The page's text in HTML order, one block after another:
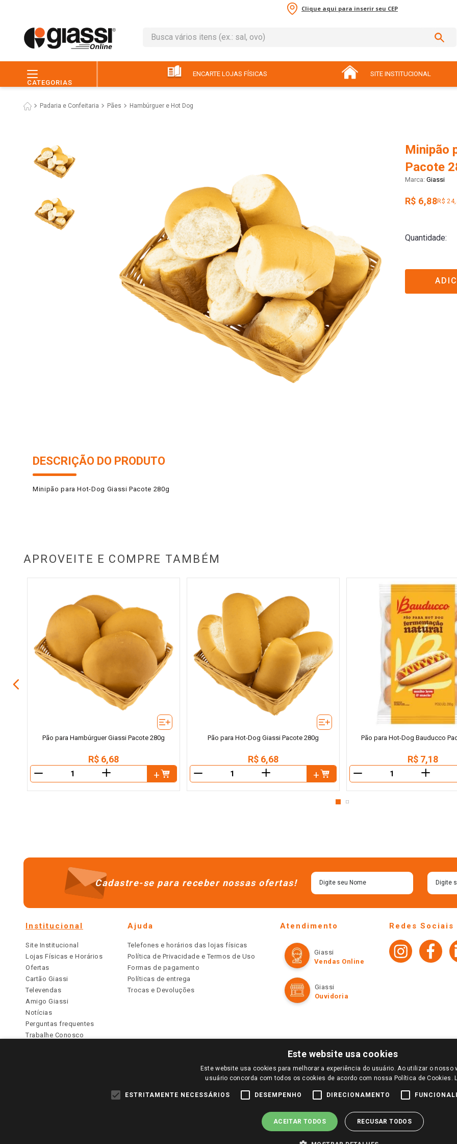
Clique aqui para inserir seu CEP
Busca vários itens (ex.: sal, ovo)
CATEGORIAS
ENCARTE LOJAS FÍSICAS SITE INSTITUCIONAL
Padaria e Confeitaria Pães Hambúrguer e Hot Dog
Minipão
Pacote
Giassi
R$ 6,88R$
Quantidade
DESCRIÇÃO DO PRODUTO
Minipão para Hot-Dog Giassi Pacote 280g
APROVEITE E COMPRE TAMBÉM
Pão para Hambúrguer Giassi Pacote 280g
R$ 6,68
＋
Pão para Hot-Dog Giassi Pacote 280g
R$ 6,68
＋
Pão para Hot-Dog Bauducco
R$ 7,18
＋
Cadastre-se para receber nossas ofertas!
Institucional
Site Institucional
Lojas Físicas e Horários
Ofertas
Cartão Giassi
Televendas
Amigo Giassi
Notícias
Perguntas frequentes
Trabalhe Conosco
Ajuda
Telefones e horários das lojas físicas
Política de Privacidade e Termos de Uso
Formas de pagamento
Políticas de entrega
Trocas e Devoluções
Atendimento
Giassi
Vendas Online
Giassi
Ouvidoria
Redes Sociais
PARA VER OS PREÇOS DA SUA REGIÃO, FAÇA LOGIN E SELECIONE A LOJA DE SUA PREFERÊNCIA. SOMENTE APÓS O LOGIN, OS
TODOS OS PREÇOS E CONDIÇÕES COMERCIAIS DESTE SITE SÃO VÁLIDOS APENAS PARA COMPRAS REALIZADAS NO GIASSI.COM.BR E NA LOJA
DE BUSCAS.
Este website usa cookies
Este website usa cookies para melhorar a experiência do usuário. Ao utilizar o nosso
usuário concorda com todos os cookies de acordo com nossa Política de Cookies.
ESTRITAMENTE NECESSÁRIOS DESEMPENHO DIRECIONAMENTO
ACEITAR TODOS RECUSAR TODOS
leite
3º queijo
iogurte
macarrão
10º arroz